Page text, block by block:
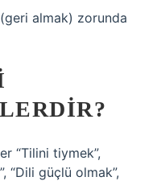
almak) zorunda
“Tilini tiymek”,
“Dili güçlü olmak”,